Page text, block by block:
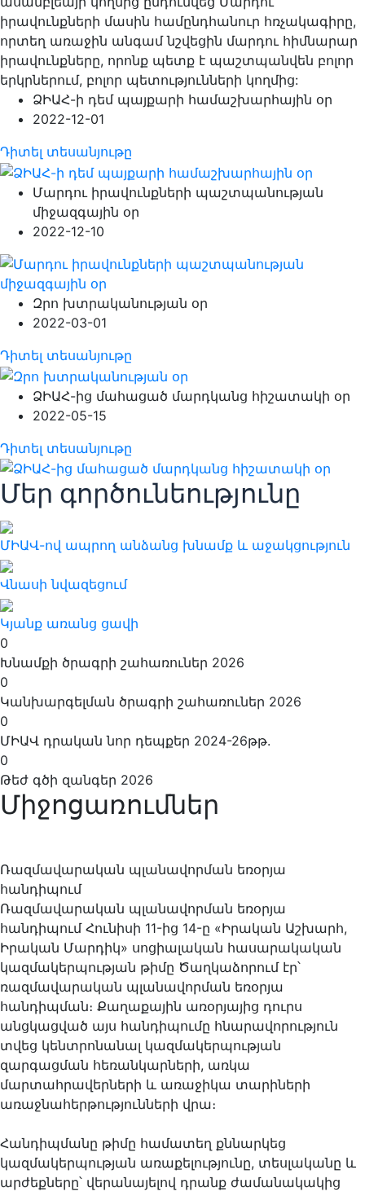
իրավունքների մասին համընդհանուր հռչակագիրը,
որտեղ առաջին անգամ նշվեցին մարդու հիմնարար
իրավունքները, որոնք պետք է պաշտպանվեն բոլոր
երկրներում, բոլոր պետությունների կողմից:
ՁԻԱՀ-ի դեմ պայքարի համաշխարհային օր
2022-12-01
Դիտել տեսանյութը
Մարդու իրավունքների պաշտպանության
միջազգային օր
2022-12-10
Զրո խտրականության օր
2022-03-01
Դիտել տեսանյութը
ՁԻԱՀ-ից մահացած մարդկանց հիշատակի օր
2022-05-15
Դիտել տեսանյութը
Մեր գործունեությունը
ՄԻԱՎ-ով ապրող անձանց խնամք և աջակցություն
Վնասի նվազեցում
Կյանք առանց ցավի
0
Խնամքի ծրագրի շահառուներ 2026
0
Կանխարգելման ծրագրի շահառուներ 2026
0
ՄԻԱՎ դրական նոր դեպքեր 2024-26թթ.
0
Թեժ գծի զանգեր 2026
Միջոցառումներ
Ռազմավարական պլանավորման եռօրյա
հանդիպում
Ռազմավարական պլանավորման եռօրյա
հանդիպում Հունիսի 11-ից 14-ը «Իրական Աշխարհ,
Իրական Մարդիկ» սոցիալական հասարակական
կազմակերպության թիմը Ծաղկաձորում էր՝
ռազմավարական պլանավորման եռօրյա
հանդիպման։ Քաղաքային առօրյայից դուրս
անցկացված այս հանդիպումը հնարավորություն
տվեց կենտրոնանալ կազմակերպության
զարգացման հեռանկարների, առկա
մարտահրավերների և առաջիկա տարիների
առաջնահերթությունների վրա։
Հանդիպմանը թիմը համատեղ քննարկեց
կազմակերպության առաքելությունը, տեսլականը և
արժեքները՝ վերանայելով դրանք ժամանակակից